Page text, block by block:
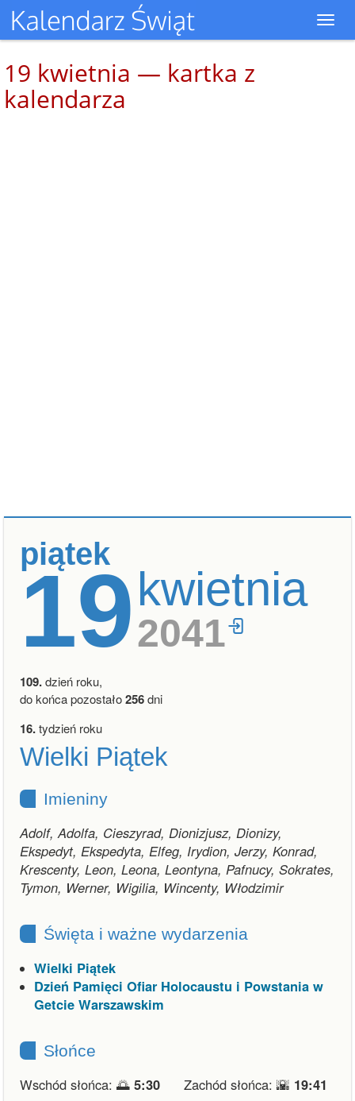
19 kwietnia — kartka z
kalendarza
piątek
19kwietnia
2041
109.dzień roku,
do końca pozostało256dni
16.tydzień roku
Wielki Piątek
Imieniny
Adolf, Adolfa, Cieszyrad, Dionizjusz, Dionizy,
Ekspedyt, Ekspedyta, Elfeg, Irydion, Jerzy, Konrad,
Krescenty, Leon, Leona, Leontyna, Pafnucy, Sokrates,
Tymon, Werner, Wigilia, Wincenty, Włodzimir
Święta i ważne wydarzenia
Wielki Piątek
Dzień Pamięci Ofiar Holocaustu i Powstania w
Getcie Warszawskim
Słońce
Wschód słońca: 🌅 5:30 Zachód słońca: 🌇 19:41